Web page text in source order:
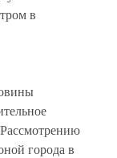
в
города в